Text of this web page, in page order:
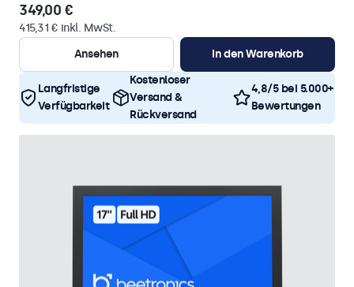
349,00 €
415,31 € inkl. MwSt.
Ansehen
In den Warenkorb
Langfristige
Verfügbarkeit
Kostenloser
Versand &
Rückversand
4,8/5 bei 5.000+
Bewertungen